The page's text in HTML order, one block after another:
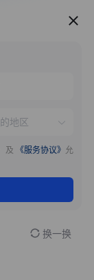
服务推荐
及 《服务协议》 允
换一换